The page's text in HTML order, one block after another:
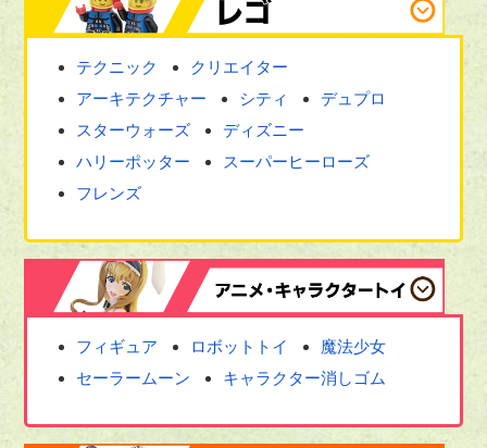
テクニック
クリエイター
アーキテクチャー
シティ
デュプロ
スターウォーズ
ディズニー
ハリーポッター
スーパーヒーローズ
フレンズ
フィギュア ロボットトイ
魔法少女
セーラームーン
キャラクター消しゴム